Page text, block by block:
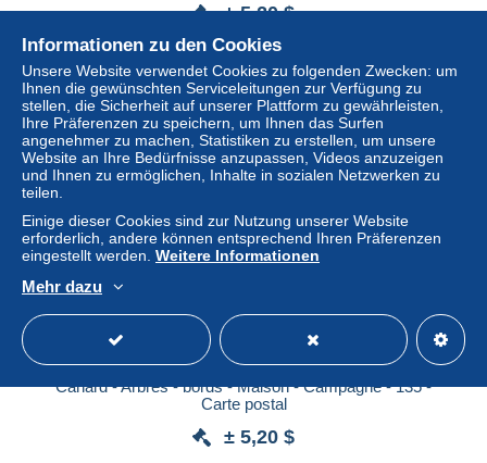
± 5,20 $
Gewerblicher Händler
Neu
[-10%] BELGIQUE - Forrières - Lhomme - Pont - Rivière -
Canard - Arbres - bords - Maison - Campagne - 135 -
Carte postal
± 5,20 $
Informationen zu den Cookies
Unsere Website verwendet Cookies zu folgenden Zwecken: um
Ihnen die gewünschten Serviceleitungen zur Verfügung zu
stellen, die Sicherheit auf unserer Plattform zu gewährleisten,
Ihre Präferenzen zu speichern, um Ihnen das Surfen
angenehmer zu machen, Statistiken zu erstellen, um unsere
Website an Ihre Bedürfnisse anzupassen, Videos anzuzeigen
und Ihnen zu ermöglichen, Inhalte in sozialen Netzwerken zu
teilen.
Einige dieser Cookies sind zur Nutzung unserer Website
erforderlich, andere können entsprechend Ihren Präferenzen
eingestellt werden. Weitere Informationen
Mehr dazu